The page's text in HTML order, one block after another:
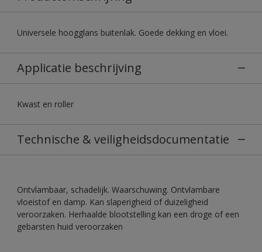
Universele hoogglans buitenlak. Goede dekking en vloei.
Applicatie beschrijving
Kwast en roller
Technische & veiligheidsdocumentatie
Ontvlambaar, schadelijk. Waarschuwing. Ontvlambare
vloeistof en damp. Kan slaperigheid of duizeligheid
veroorzaken. Herhaalde blootstelling kan een droge of een
gebarsten huid veroorzaken